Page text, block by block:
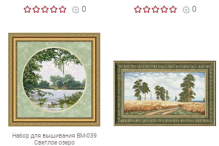
0
0
Набор для вышивания ВМ-039
Светлое озеро